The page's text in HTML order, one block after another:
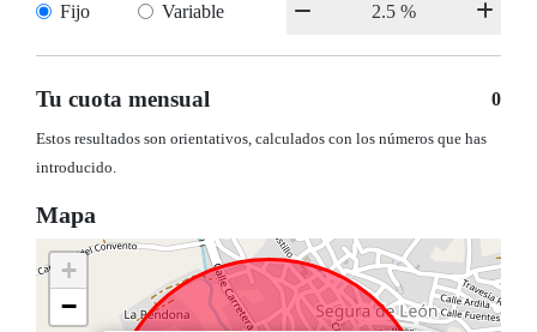
Fijo Variable
Tu cuota mensual 0
Estos resultados son orientativos, calculados con los números que has
introducido.
Mapa
+
−